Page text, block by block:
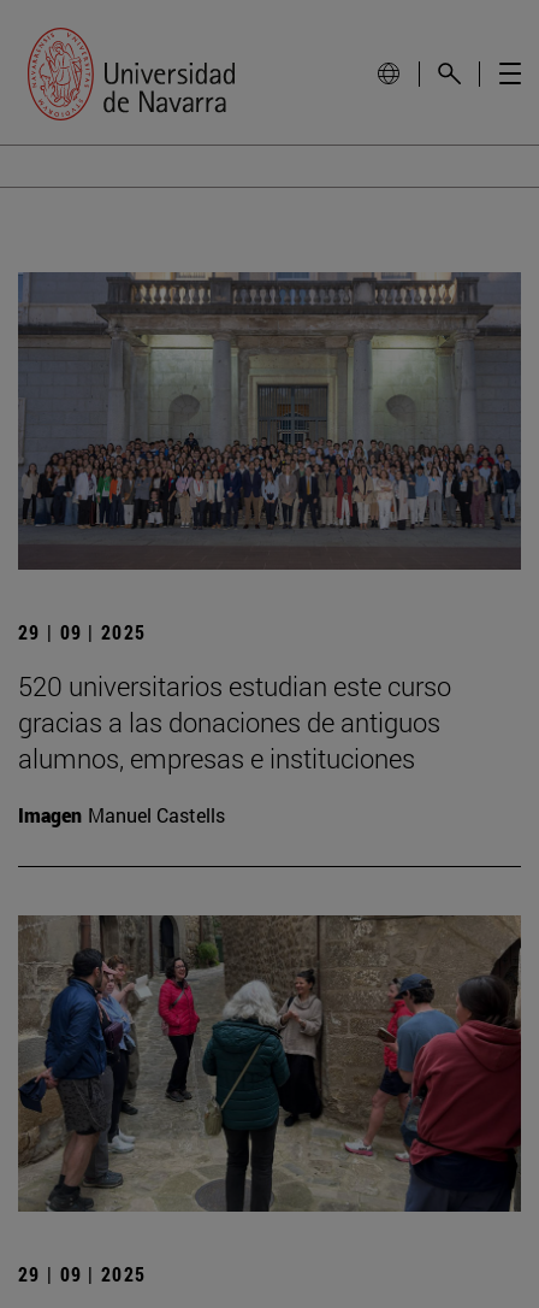
29 | 09 | 2025
520 universitarios estudian este curso
gracias a las donaciones de antiguos
alumnos, empresas e instituciones
Imagen Manuel Castells
29 | 09 | 2025